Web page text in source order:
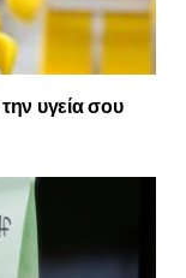
υγεία σου